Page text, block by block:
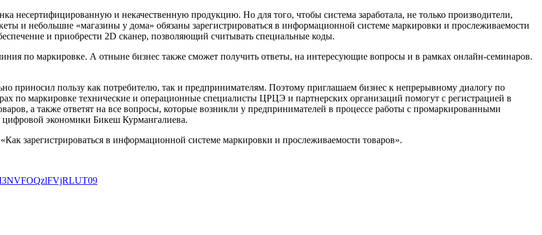
несертифицированную и некачественную продукцию. Но для того, чтобы система заработала, не только производители,
и небольшие «магазины у дома» обязаны зарегистрироваться в информационной системе маркировки и прослеживаемости
и приобрести 2D сканер, позволяющий считывать специальные коды.
по маркировке. А отныне бизнес также сможет получить ответы, на интересующие вопросы и в рамках онлайн-семинаров.
приносил пользу как потребителю, так и предпринимателям. Поэтому приглашаем бизнес к непрерывному диалогу по
по маркировке технические и операционные специалисты ЦРЦЭ и партнерских организаций помогут с регистрацией в
а также ответят на все вопросы, которые возникли у предпринимателей в процессе работы с промаркированными
цифровой экономики Бикеш Курмангалиева.
зарегистрироваться в информационной системе маркировки и прослеживаемости товаров».